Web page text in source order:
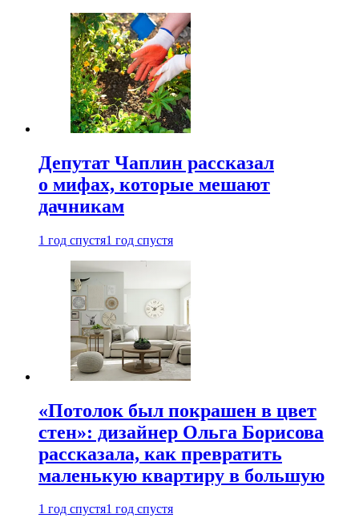
Депутат Чаплин рассказал
о мифах, которые мешают
дачникам
1 год спустя1 год спустя
«Потолок был покрашен в цвет
стен»: дизайнер Ольга Борисова
рассказала, как превратить
маленькую квартиру в большую
1 год спустя1 год спустя